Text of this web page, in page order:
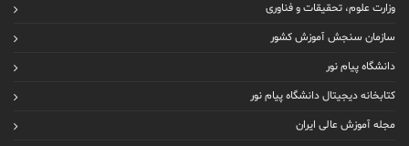
وزارت علوم، تحقیقات و فناوری
سازمان سنجش آموزش کشور
دانشگاه پیام نور
کتابخانه دیجیتال دانشگاه پیام نور
مجله آموزش عالی ایران